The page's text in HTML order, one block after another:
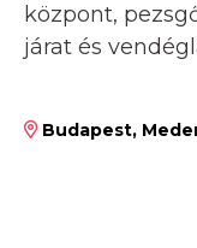
központ,
járat és
Budapest,